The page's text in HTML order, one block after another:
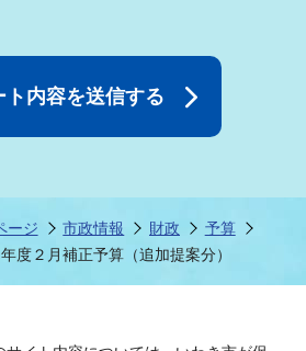
ージ 市政情報 財政
予算
度２月補正予算（追加提案分）